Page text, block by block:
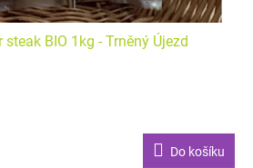
steak BIO 1kg - Trněný Újezd
Do košíku